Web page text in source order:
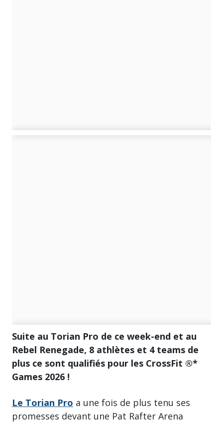
Suite au Torian Pro de ce week-end et au
Rebel Renegade, 8 athlètes et 4 teams de
plus ce sont qualifiés pour les CrossFit ®*
Games 2026 !
Le Torian Pro a une fois de plus tenu ses
promesses devant une Pat Rafter Arena